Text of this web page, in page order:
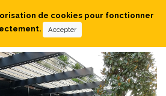
de cookies pour fonctionner
Accepter